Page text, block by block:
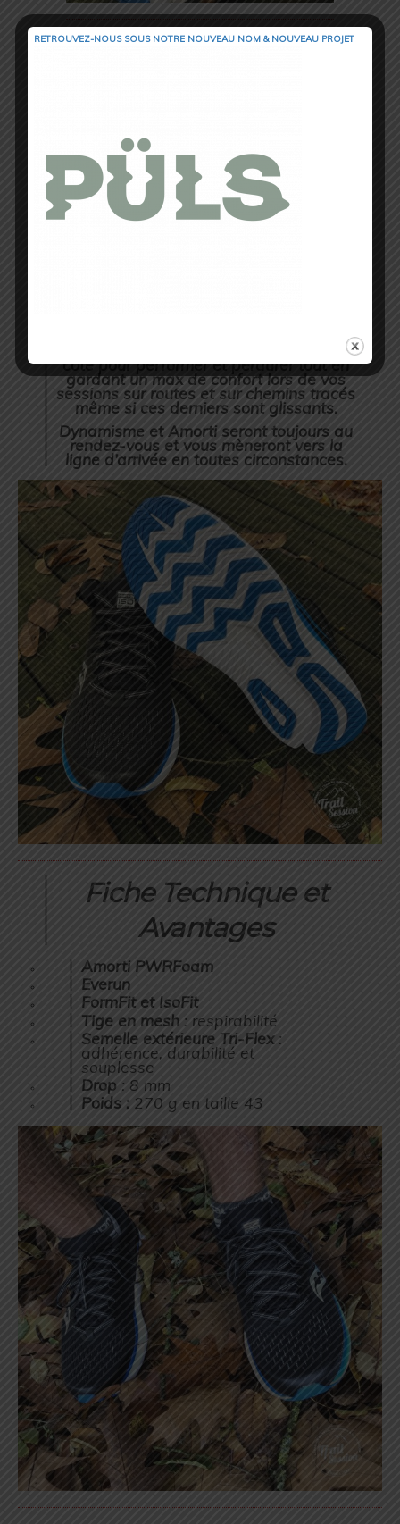
vous mettez toutes les chances de votre
côté pour performer et perdurer tout en
gardant un max de confort lors de vos
sessions sur routes et sur chemins tracés
même si ces derniers sont glissants.
Dynamisme et Amorti seront toujours au
rendez-vous et vous mèneront vers la
ligne d’arrivée en toutes circonstances.
Fiche Technique et
Avantages
Amorti PWRFoam
Everun
FormFit et IsoFit
Tige en mesh : respirabilité
Semelle extérieure Tri-Flex:
adhérence, durabilité et
souplesse
Drop : 8 mm
Poids : 270 g en taille 43
RETROUVEZ-NOUS SOUS NOTRE NOUVEAU NOM & NOUVEAU PROJET